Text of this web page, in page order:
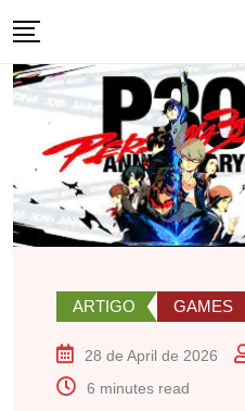
content
ARTIGO GAMES
28 de April de 2026
6 minutes read